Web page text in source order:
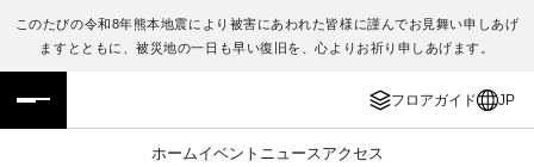
このたびの令和8年熊本地震により被害にあわれた皆様に謹んでお見舞い申しあげ
ますとともに、被災地の一日も早い復旧を、心よりお祈り申しあげます。
フロアガイド JP
ホームイベント ニュース アクセス
フロアガイド
施設案内・アクセス
ENGLISH
繁体字